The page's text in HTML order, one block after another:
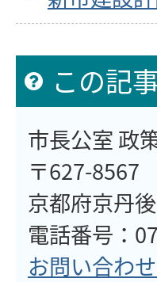
この記
市長公室 政
〒627-8567
京都府京丹
電話番号：
お問い合わ